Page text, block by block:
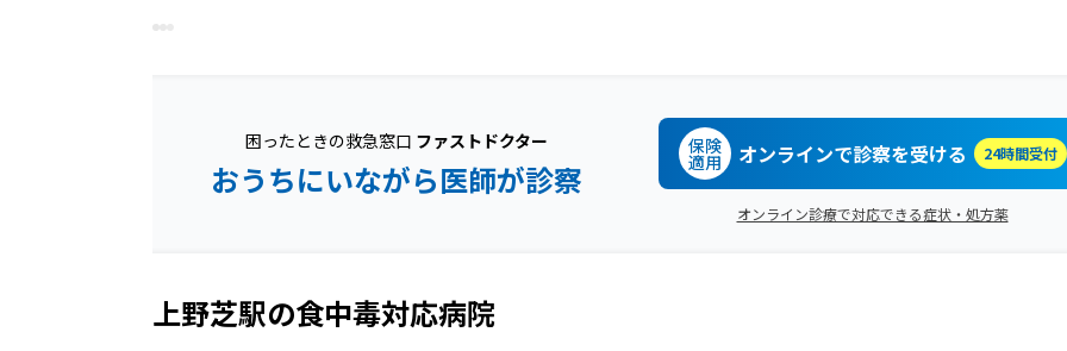
困ったときの救急窓口 ファストドクター
おうちにいながら医師が診察
保険
適用 オンラインで診察を受ける 24時間受付
オンライン診療で対応できる症状・処方薬
上野芝駅の食中毒対応病院